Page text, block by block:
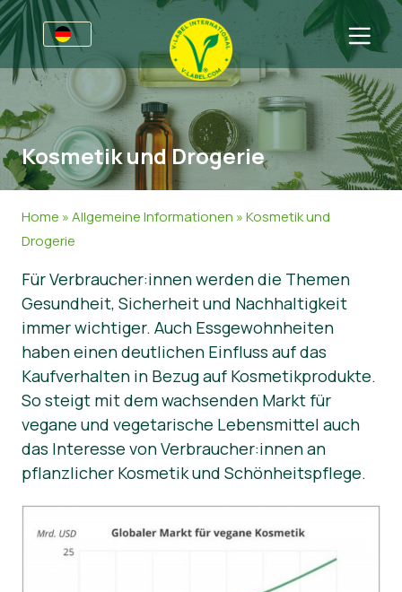
Awards
Für Unternehmen
V-Label für Unternehmen
Vorteile
Kriterien
Angebot anfordern
Audits
Webinare
Für Konsumenten
V-Label für Konsumenten
Lizenzierte Produkte
Kategorien
Allgemeine Informationen
Lebensmittel
Kosmetik und Drogerie
Non-Food
Druckprodukte
FAQ
Über uns
Angebot anfordern
Kundenbereich
Presse
News
Kosmetik und Drogerie
Home »Allgemeine Informationen »Kosmetik und
Drogerie
Für Verbraucher:innen werden die Themen
Gesundheit, Sicherheit und Nachhaltigkeit
immer wichtiger. Auch Essgewohnheiten
haben einen deutlichen Einfluss auf das
Kaufverhalten in Bezug auf Kosmetikprodukte.
So steigt mit dem wachsenden Markt für
vegane und vegetarische Lebensmittel auch
das Interesse von Verbraucher:innen an
pflanzlicher Kosmetik und Schönheitspflege.